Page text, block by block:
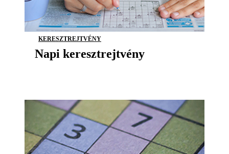
KERESZTREJTVÉNY
Napi keresztrejtvény